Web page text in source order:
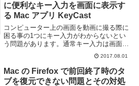
に便利なキー入力を画面に表示す
る Mac アプリ KeyCast
コンピューター上の画面を動画に撮る際に
困る事の1つにキー入力がわからないとい
う問題があります。通常キー入力は画面に
表示されない為、どういう操作を行ってい
るのかがわかりにくいです。Mac を利用し
ているのであれば KeyCast というアプ
リ...
2017.08.01
Mac の Firefox で前回終了時のタ
ブを復元できない問題とその対処